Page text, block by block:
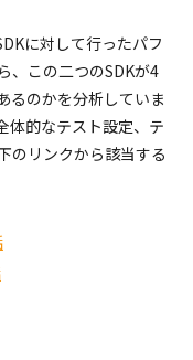
に対して行ったパフ
、この二つのSDKが4
るのかを分析していま
体的なテスト設定、テ
のリンクから該当する